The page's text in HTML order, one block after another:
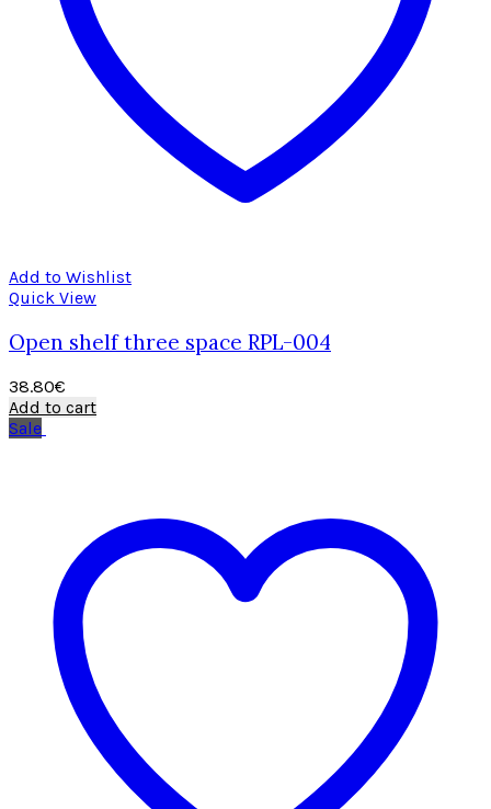
Add to Wishlist
Quick View
Open shelf three space RPL-004
38.80€
Add to cart
Sale